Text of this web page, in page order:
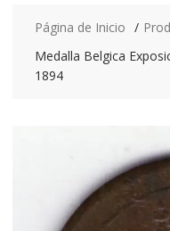
Página de Inicio
Medalla Belgica
1894